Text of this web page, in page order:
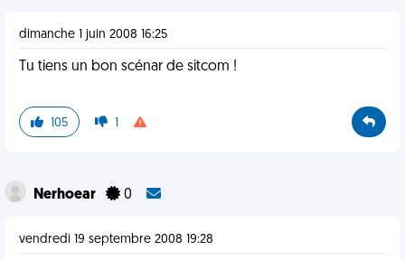
dimanche 1 juin 2008 16:25
Tu tiens un bon scénar de sitcom !
105 1
Nerhoear 0
vendredi 19 septembre 2008 19:28